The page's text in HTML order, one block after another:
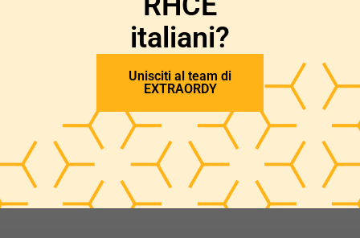
italiani?
Unisciti al team di
EXTRAORDY